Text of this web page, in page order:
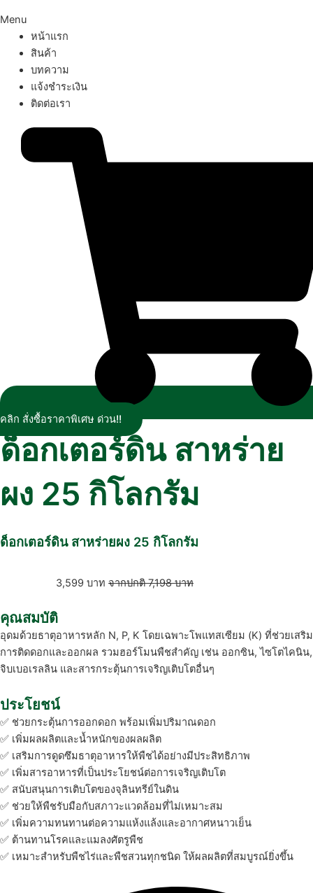
Menu
หน้าแรก
สินค้า
บทความ
แจ้งชำระเงิน
ติดต่อเรา
คลิก สั่งซื้อราคาพิเศษ ด่วน!!
ด็อกเตอร์ดิน สาหร่าย
ผง 25 กิโลกรัม
ด็อกเตอร์ดิน สาหร่ายผง 25 กิโลกรัม
3,599 บาท 7,198บาท
คุณสมบัติ
อุดมด้วยธาตุอาหารหลัก N, P, K โดยเฉพาะโพแทสเซียม (K) ที่ช่วยเสริม
การติดดอกและออกผล รวมฮอร์โมนพืชสำคัญ เช่น ออกซิน, ไซโตไคนิน,
จิบเบอเรลลิน และสารกระตุ้นการเจริญเติบโตอื่นๆ
ประโยชน์
✅ ช่วยกระตุ้นการออกดอก พร้อมเพิ่มปริมาณดอก
✅ เพิ่มผลผลิตและน้ำหนักของผลผลิต
✅ เสริมการดูดซึมธาตุอาหารให้พืชได้อย่างมีประสิทธิภาพ
✅ เพิ่มสารอาหารที่เป็นประโยชน์ต่อการเจริญเติบโต
✅ สนับสนุนการเติบโตของจุลินทรีย์ในดิน
✅ ช่วยให้พืชรับมือกับสภาวะแวดล้อมที่ไม่เหมาะสม
✅ เพิ่มความทนทานต่อความแห้งแล้งและอากาศหนาวเย็น
✅ ต้านทานโรคและแมลงศัตรูพืช
✅ เหมาะสำหรับพืชไร่และพืชสวนทุกชนิด ให้ผลผลิตที่สมบูรณ์ยิ่งขึ้น